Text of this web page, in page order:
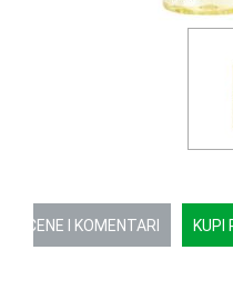
OCENE I KOMENTARI KUPI